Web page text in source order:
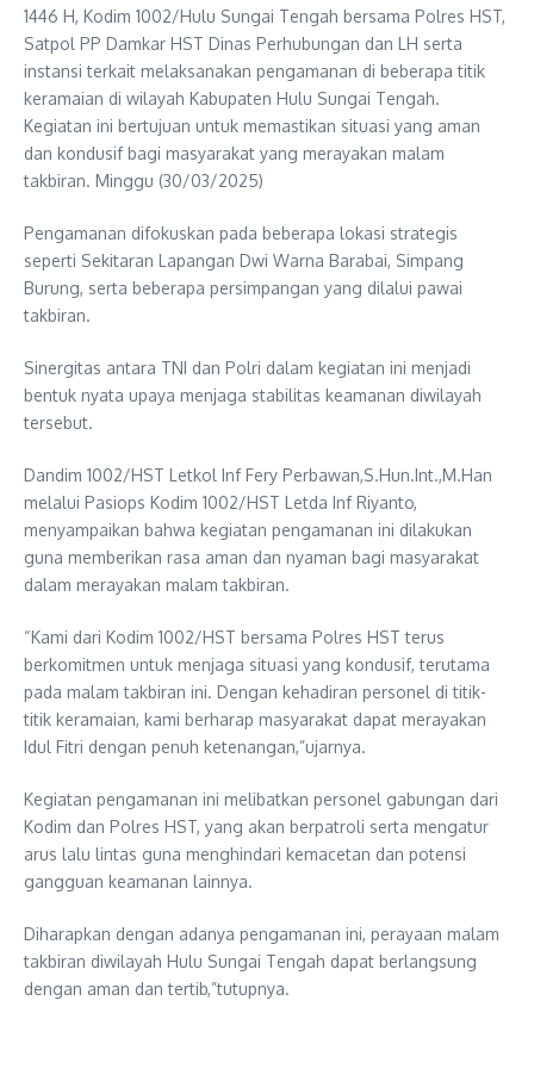
1446 H, Kodim 1002/Hulu Sungai Tengah bersama Polres HST,
Satpol PP Damkar HST Dinas Perhubungan dan LH serta
instansi terkait melaksanakan pengamanan di beberapa titik
keramaian di wilayah Kabupaten Hulu Sungai Tengah.
Kegiatan ini bertujuan untuk memastikan situasi yang aman
dan kondusif bagi masyarakat yang merayakan malam
takbiran. Minggu (30/03/2025)
Pengamanan difokuskan pada beberapa lokasi strategis
seperti Sekitaran Lapangan Dwi Warna Barabai, Simpang
Burung, serta beberapa persimpangan yang dilalui pawai
takbiran.
Sinergitas antara TNI dan Polri dalam kegiatan ini menjadi
bentuk nyata upaya menjaga stabilitas keamanan diwilayah
tersebut.
Dandim 1002/HST Letkol Inf Fery Perbawan,S.Hun.Int.,M.Han
melalui Pasiops Kodim 1002/HST Letda Inf Riyanto,
menyampaikan bahwa kegiatan pengamanan ini dilakukan
guna memberikan rasa aman dan nyaman bagi masyarakat
dalam merayakan malam takbiran.
“Kami dari Kodim 1002/HST bersama Polres HST terus
berkomitmen untuk menjaga situasi yang kondusif, terutama
pada malam takbiran ini. Dengan kehadiran personel di titik-
titik keramaian, kami berharap masyarakat dapat merayakan
Idul Fitri dengan penuh ketenangan,”ujarnya.
Kegiatan pengamanan ini melibatkan personel gabungan dari
Kodim dan Polres HST, yang akan berpatroli serta mengatur
arus lalu lintas guna menghindari kemacetan dan potensi
gangguan keamanan lainnya.
Diharapkan dengan adanya pengamanan ini, perayaan malam
takbiran diwilayah Hulu Sungai Tengah dapat berlangsung
dengan aman dan tertib,”tutupnya.